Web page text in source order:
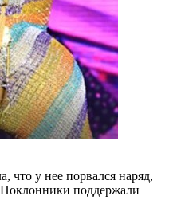
что у нее порвался наряд,
Поклонники поддержали